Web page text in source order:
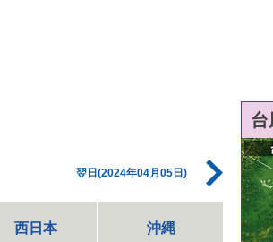
翌日(2024年04月05日)
西日本 沖縄